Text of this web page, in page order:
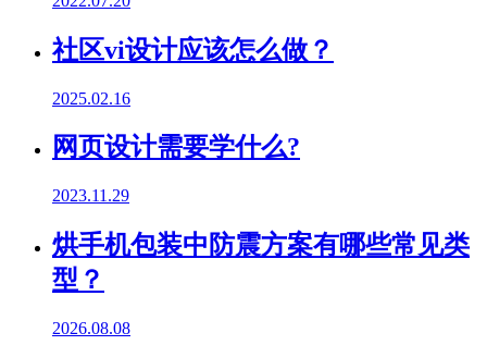
社区vi设计应该怎么做？
2025.02.16
网页设计需要学什么?
2023.11.29
烘手机包装中防震方案有哪些常见类
型？
2026.08.08